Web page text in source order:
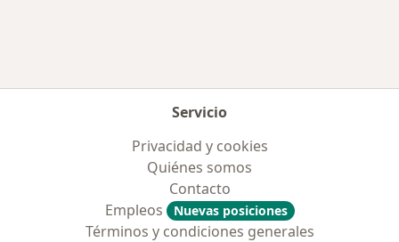
Servicio
Privacidad y cookies
Quiénes somos
Contacto
Empleos
Nuevas posiciones
Términos y condiciones generales